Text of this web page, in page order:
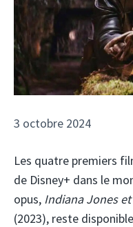
3 octobre 2024
Les quatre premiers
de Disney+ dans le
opus, Indiana Jones
(2023), reste